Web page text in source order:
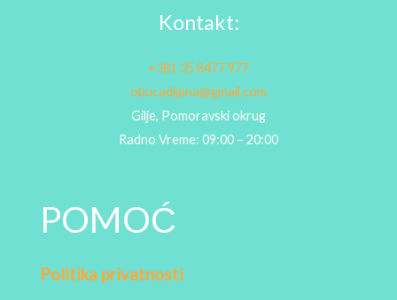
Kontakt:
+381 35 8477 977
obucadijana@gmail.com
Gilje, Pomoravski okrug
Radno Vreme: 09:00 – 20:00
POMOĆ
Politika privatnosti